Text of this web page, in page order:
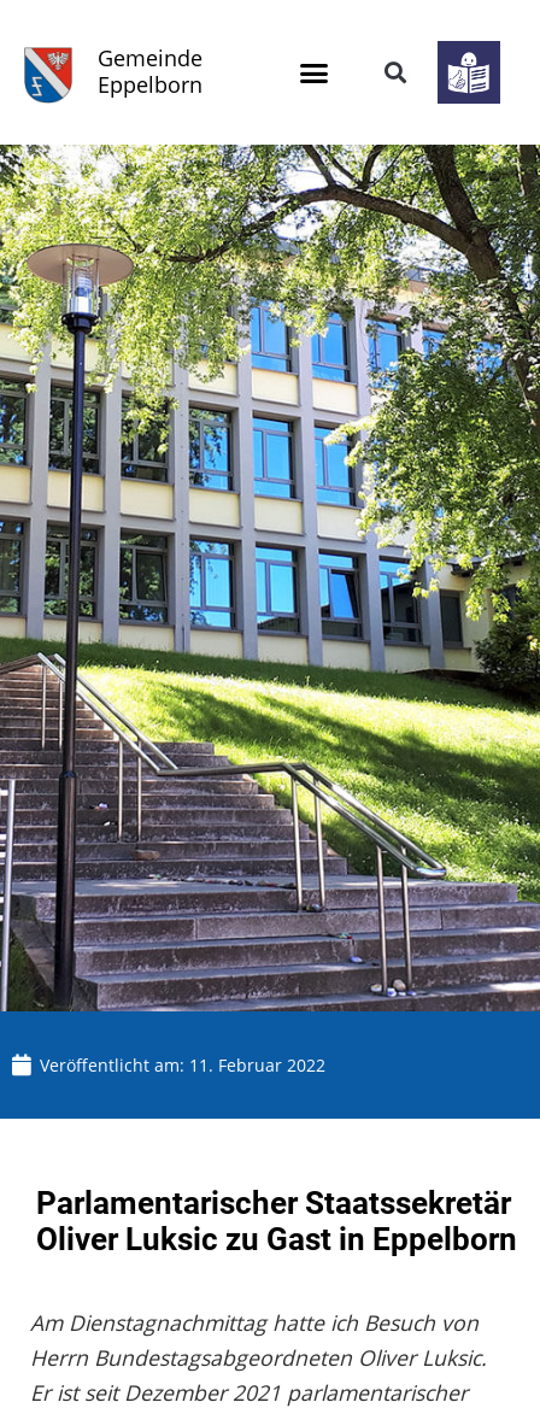
Gemeinde
Eppelborn
Veröffentlicht am: 11. Februar 2022
Parlamentarischer Staatssekretär
Oliver Luksic zu Gast in Eppelborn
Am Dienstagnachmittag hatte ich Besuch von
Herrn Bundestagsabgeordneten Oliver Luksic.
Er ist seit Dezember 2021 parlamentarischer